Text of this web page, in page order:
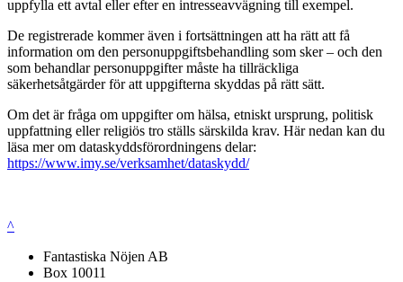
uppfylla ett avtal eller efter en intresseavvägning till exempel.
De registrerade kommer även i fortsättningen att ha rätt att få
information om den personuppgiftsbehandling som sker – och den
som behandlar personuppgifter måste ha tillräckliga
säkerhetsåtgärder för att uppgifterna skyddas på rätt sätt.
Om det är fråga om uppgifter om hälsa, etniskt ursprung, politisk
uppfattning eller religiös tro ställs särskilda krav. Här nedan kan du
läsa mer om dataskyddsförordningens delar:
https://www.imy.se/verksamhet/dataskydd/
^
Fantastiska Nöjen AB
Box 10011